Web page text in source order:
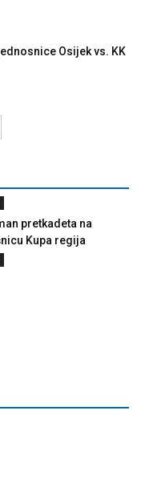
Osijek vs. KK
pretkadeta na
Kupa regija